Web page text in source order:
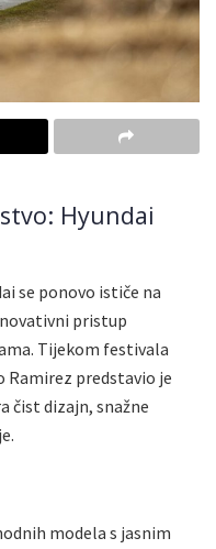
Hyundai
se ponovo ističe na
pristup
Tijekom festivala
Ramirez predstavio je
čist dizajn, snažne
modela s jasnim